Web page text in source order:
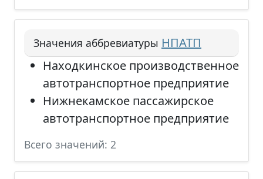
Значения аббревиатуры НПАТП
Находкинское производственное
автотранспортное предприятие
Нижнекамское пассажирское
автотранспортное предприятие
Всего значений: 2